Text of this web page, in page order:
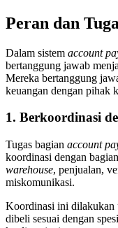
Peran dan
Dalam sistem account
bertanggung jawab
Mereka bertanggung
keuangan dengan pihak
1. Berkoordinasi
Tugas bagian account
koordinasi dengan bagian
warehouse, penjualan,
miskomunikasi.
Koordinasi ini dilakukan
dibeli sesuai dengan